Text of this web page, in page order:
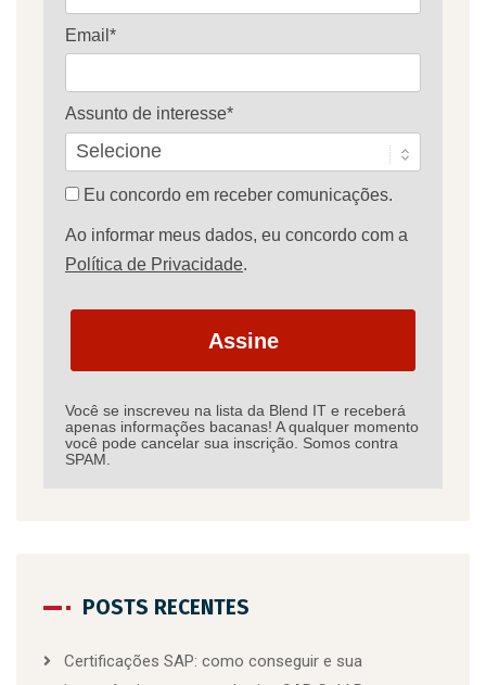
Email*
Assunto de interesse*
Eu concordo em receber comunicações.
Ao informar meus dados, eu concordo com a
Política de Privacidade.
Assine
Você se inscreveu na lista da Blend IT e receberá
apenas informações bacanas! A qualquer momento
você pode cancelar sua inscrição. Somos contra
SPAM.
POSTS RECENTES
Certificações SAP: como conseguir e sua